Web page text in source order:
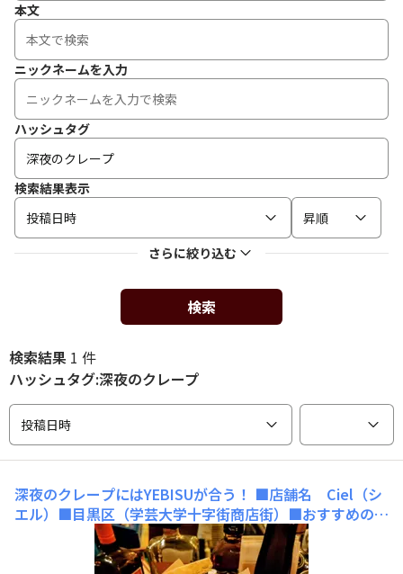
本文
ニックネームを入力
ハッシュタグ
検索結果表示
投稿日時
昇順
さらに絞り込む
検索
検索結果 1 件
ハッシュタグ:深夜のクレープ
投稿日時
深夜のクレープにはYEBISUが合う！ ■店舗名 Ciel（シ
エル）■目黒区（学芸大学十字街商店街）■おすすめの一
品※栗ゴロゴロのクレープ（ クリームチーズ＆トッピン
グのアイス） ※甘くないBLTクレープお酒好きの店主